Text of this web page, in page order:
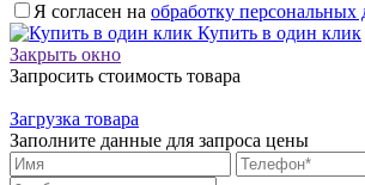
Я согласен на обработку персональных
Купить в один клик
Закрыть окно
Запросить стоимость товара
Загрузка товара
Заполните данные для запроса цены